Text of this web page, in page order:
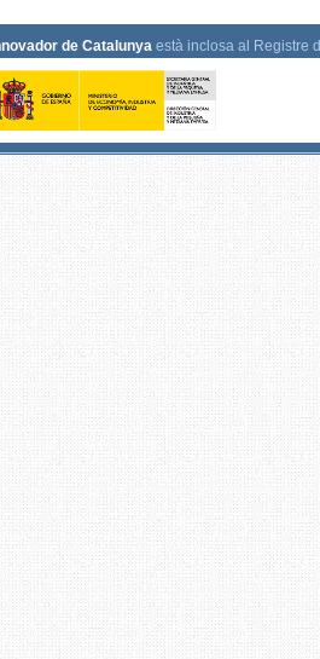
de Catalunya està inclosa al Registre